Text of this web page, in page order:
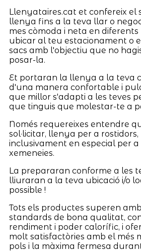
Llenyataires.cat et confereix el
llenya fins a la teva llar o
mes còmoda i neta en
ubicar al teu estacionament o
sacs amb l'objectiu que no
posar-la.
Et portaran la llenya a la teva
d'una manera confortable i
que millor s'adapti a les teves
que tinguis que molestar-te a
Només requereixes entendre
sol·licitar, llenya per a
inclusivament en especial per a
xemeneies.
La prepararan conforme a les
lliuraran a la teva ubicació i/o
possible !
Tots els productes superen
standards de bona qualitat,
rendiment i poder calorífic, i
molt satisfactòries amb el més
pols i la màxima fermesa